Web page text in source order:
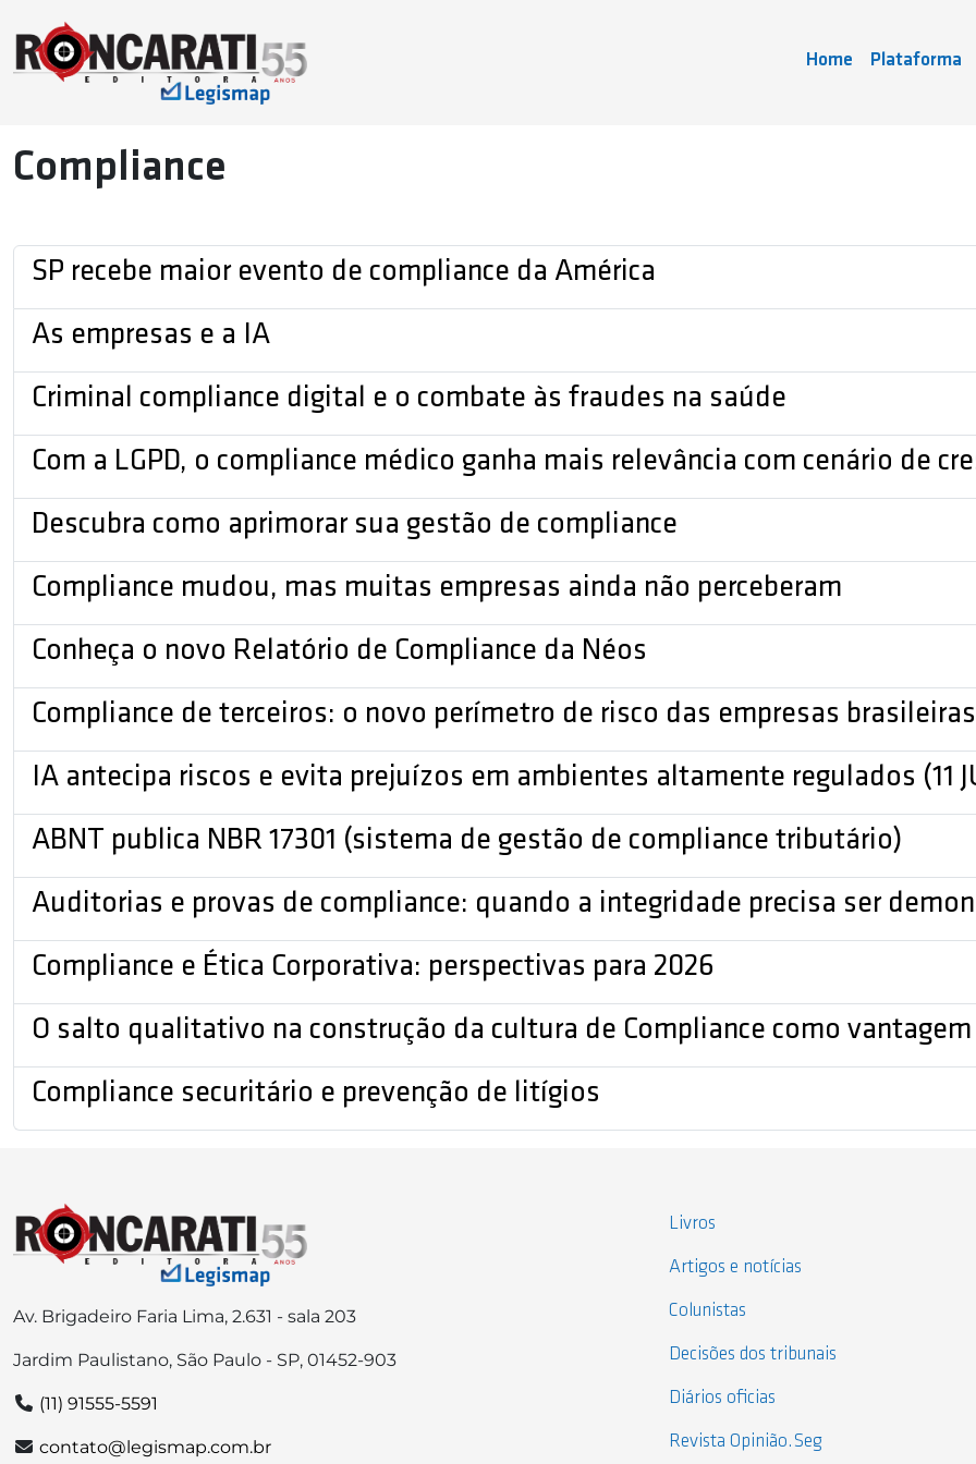
Home Plataforma
Compliance
SP recebe maior evento de compliance da América
As empresas e a IA
Criminal compliance digital e o combate às fraudes na saúde
Com a LGPD, o compliance médico ganha mais relevância com cenário de
Descubra como aprimorar sua gestão de compliance
Compliance mudou, mas muitas empresas ainda não perceberam
Conheça o novo Relatório de Compliance da Néos
Compliance de terceiros: o novo perímetro de risco das empresas brasileiras
IA antecipa riscos e evita prejuízos em ambientes altamente regulados (11
ABNT publica NBR 17301 (sistema de gestão de compliance tributário)
Auditorias e provas de compliance: quando a integridade precisa ser
Compliance e Ética Corporativa: perspectivas para 2026
O salto qualitativo na construção da cultura de Compliance como
Compliance securitário e prevenção de litígios
Av. Brigadeiro Faria Lima, 2.631 - sala 203
Jardim Paulistano, São Paulo - SP, 01452-903
(11) 91555-5591
contato@legismap.com.br
Livros
Artigos e notícias
Colunistas
Decisões dos tribunais
Diários oficias
Revista Opinião.Seg